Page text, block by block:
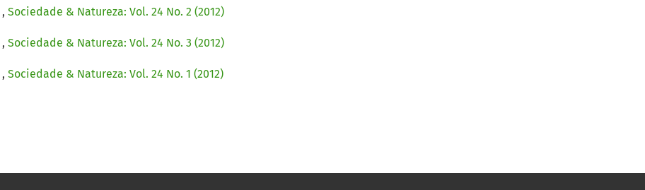
, Sociedade & Natureza: Vol. 24 No. 2 (2012)
, Sociedade & Natureza: Vol. 24 No. 3 (2012)
, Sociedade & Natureza: Vol. 24 No. 1 (2012)